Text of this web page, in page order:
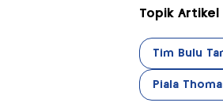
Topik Artikel
Tim Bulu
Piala